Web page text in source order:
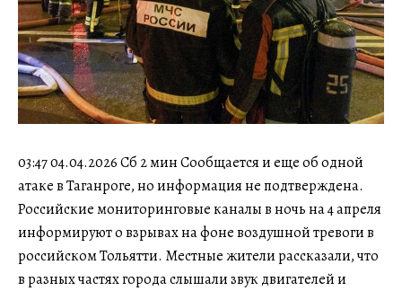
03:47 04.04.2026 Сб 2 мин Сообщается и еще об одной
атаке в Таганроге, но информация не подтверждена.
Российские мониторинговые каналы в ночь на 4 апреля
информируют о взрывах на фоне воздушной тревоги в
российском Тольятти. Местные жители рассказали, что
в разных частях города слышали звук двигателей и